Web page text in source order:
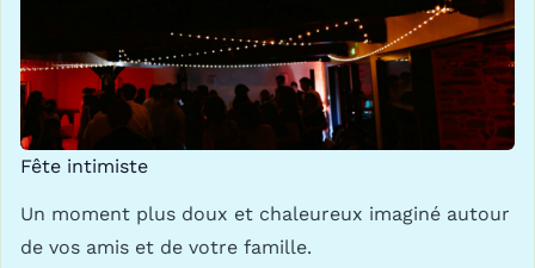
Fête intimiste
Un moment plus doux et chaleureux imaginé autour
de vos amis et de votre famille.